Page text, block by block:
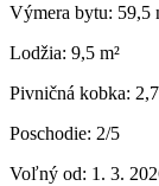
Výmera bytu: 59,5
Lodžia: 9,5 m²
Pivničná kobka:
Poschodie: 2/5
Voľný od: 1. 3.